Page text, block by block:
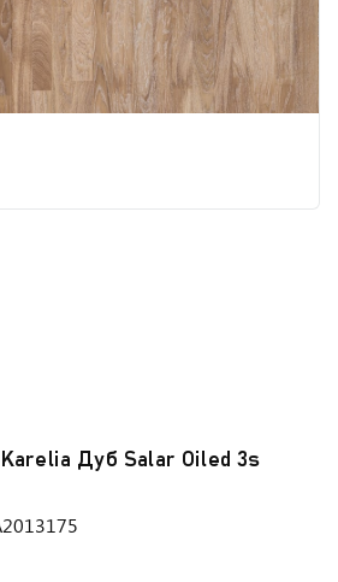
Дуб Salar Oiled 3s